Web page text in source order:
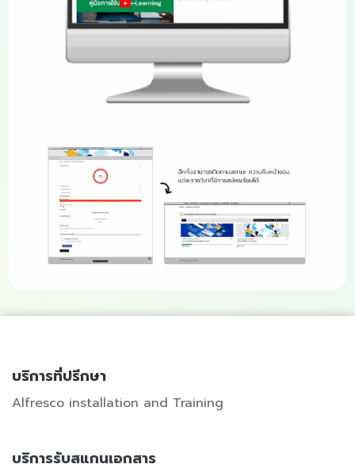
บริการที่ปรึกษา
Alfresco installation and Training
บริการรับสแกนเอกสาร